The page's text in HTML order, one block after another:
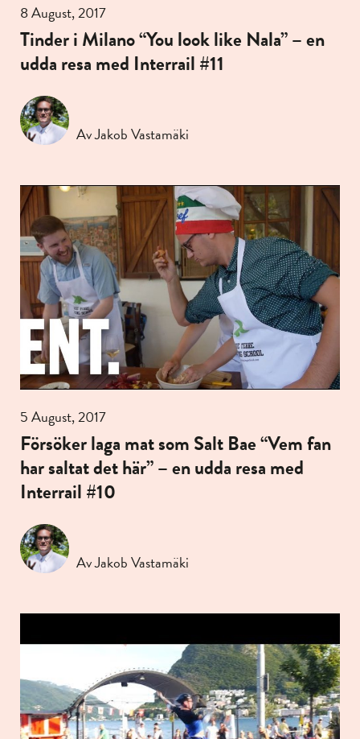
8 August, 2017
Tinder i Milano “You look like Nala” – en
udda resa med Interrail #11
Av Jakob Vastamäki
5 August, 2017
Försöker laga mat som Salt Bae “Vem fan
har saltat det här” – en udda resa med
Interrail #10
Av Jakob Vastamäki